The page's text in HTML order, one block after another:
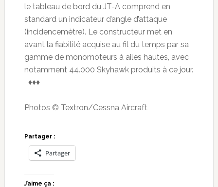
le tableau de bord du JT-A comprend en
standard un indicateur d’angle d’attaque
(incidencemètre). Le constructeur met en
avant la fiabilité acquise au fil du temps par sa
gamme de monomoteurs à ailes hautes, avec
notamment 44.000 Skyhawk produits à ce jour.
♦♦♦
Photos © Textron/Cessna Aircraft
Partager :
Partager
J’aime ça :